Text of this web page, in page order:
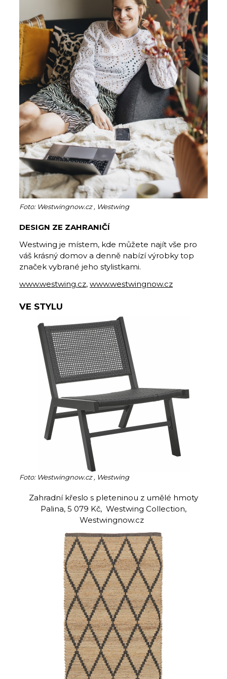
Foto: Westwingnow.cz , Westwing
DESIGN ZE ZAHRANIČÍ
Westwing je místem, kde můžete najít vše pro
váš krásný domov a denně nabízí výrobky top
značek vybrané jeho stylistkami.
www.westwing.cz, www.westwingnow.cz
VE STYLU
Foto: Westwingnow.cz , Westwing
Zahradní křeslo s pleteninou z umělé hmoty
Palina, 5 079 Kč, Westwing Collection,
Westwingnow.cz